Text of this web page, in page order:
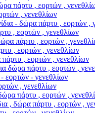
πάρτυ , εορτών ,
, γενεθλίων
- δώρα πάρτυ , εορτών ,
, εορτών , γενεθλίων
πάρτυ , εορτών ,
, εορτών , γενεθλίων
, εορτών , γενεθλίων
πάρτυ , εορτών ,
- γενεθλίων
, γενεθλίων
πάρτυ , εορτών ,
, δώρα πάρτυ , εορτών ,